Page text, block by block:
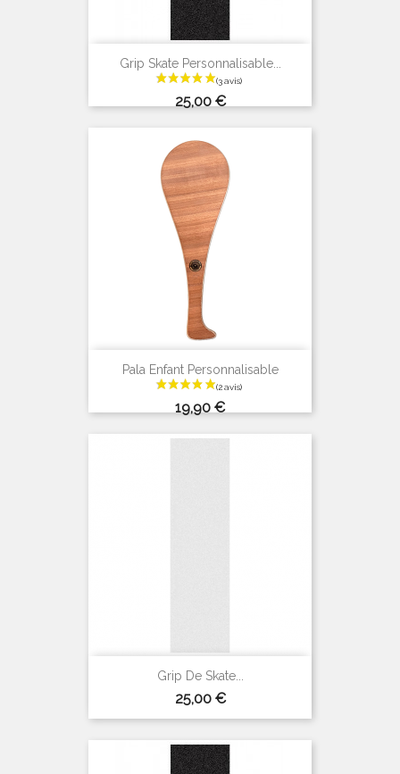
Grip Skate Personnalisable...
Prix
25,00 €
Pala Enfant Personnalisable
Prix
19,90 €
Grip De Skate...
Prix
25,00 €